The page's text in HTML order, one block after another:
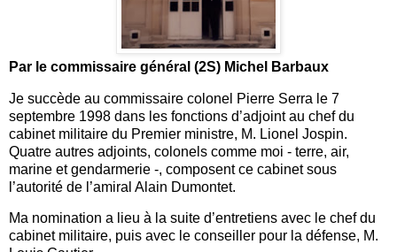
Par le commissaire général (2S) Michel Barbaux
Je succède au commissaire colonel Pierre Serra le 7
septembre 1998 dans les fonctions d’adjoint au chef du
cabinet militaire du Premier ministre, M. Lionel Jospin.
Quatre autres adjoints, colonels comme moi - terre, air,
marine et gendarmerie -, composent ce cabinet sous
l’autorité de l’amiral Alain Dumontet.
Ma nomination a lieu à la suite d’entretiens avec le chef du
cabinet militaire, puis avec le conseiller pour la défense, M.